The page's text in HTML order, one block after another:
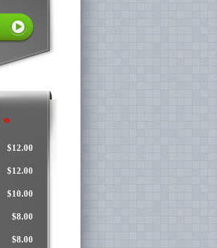
*
$12.00
$12.00
$10.00
$8.00
$8.00